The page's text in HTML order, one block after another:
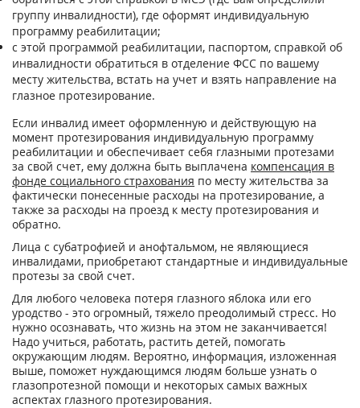
группу инвалидности), где оформят индивидуальную
программу реабилитации;
с этой программой реабилитации, паспортом, справкой об
инвалидности обратиться в отделение ФСС по вашему
месту жительства, встать на учет и взять направление на
глазное протезирование.
Если инвалид имеет оформленную и действующую на
момент протезирования индивидуальную программу
реабилитации и обеспечивает себя глазными протезами
за свой счет, ему должна быть выплачена компенсация в
фонде социального страхования по месту жительства за
фактически понесенные расходы на протезирование, а
также за расходы на проезд к месту протезирования и
обратно.
Лица с субатрофией и анофтальмом, не являющиеся
инвалидами, приобретают стандартные и индивидуальные
протезы за свой счет.
Для любого человека потеря глазного яблока или его
уродство - это огромный, тяжело преодолимый стресс. Но
нужно осознавать, что жизнь на этом не заканчивается!
Надо учиться, работать, растить детей, помогать
окружающим людям. Вероятно, информация, изложенная
выше, поможет нуждающимся людям больше узнать о
глазопротезной помощи и некоторых самых важных
аспектах глазного протезирования.